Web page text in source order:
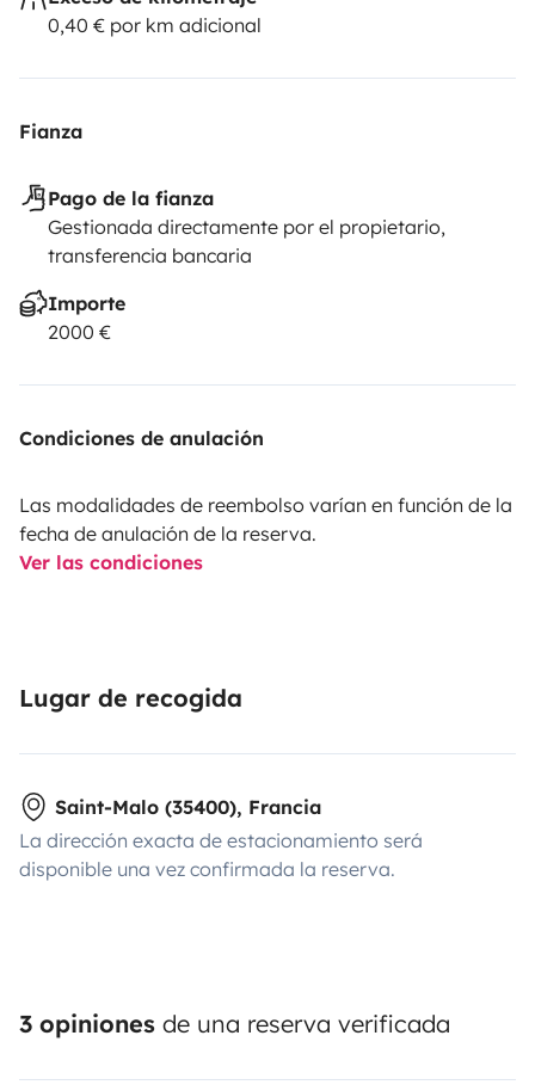
0,40 € por km adicional
Fianza
Pago de la fianza
Gestionada directamente por el propietario,
transferencia bancaria
Importe
2000 €
Condiciones de anulación
Las modalidades de reembolso varían en función de la
fecha de anulación de la reserva.
Ver las condiciones
Lugar de recogida
Saint-Malo (35400), Francia
La dirección exacta de estacionamiento será
disponible una vez confirmada la reserva.
3 opiniones de una reserva verificada